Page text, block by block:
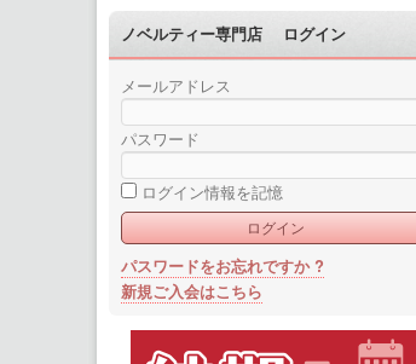
ノベルティー専門店 ログイン
メールアドレス
パスワード
ログイン情報を記憶
パスワードをお忘れですか ?
新規ご入会はこちら